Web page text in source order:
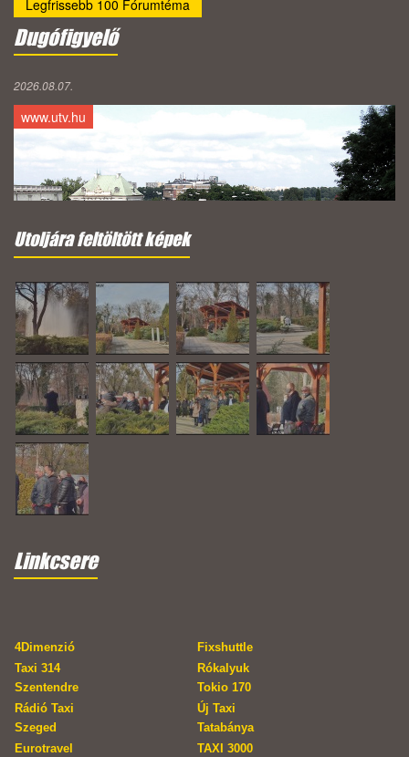
Legfrissebb 100 Fórumtéma
Dugófigyelő
2026.08.07.
www.utv.hu
Utoljára feltöltött képek
Linkcsere
4Dimenzió
Fixshuttle
Taxi 314
Szentendre
Rókalyuk
Tokio 170
Rádió Taxi
Szeged
Új Taxi
Tatabánya
Eurotravel
TAXI 3000